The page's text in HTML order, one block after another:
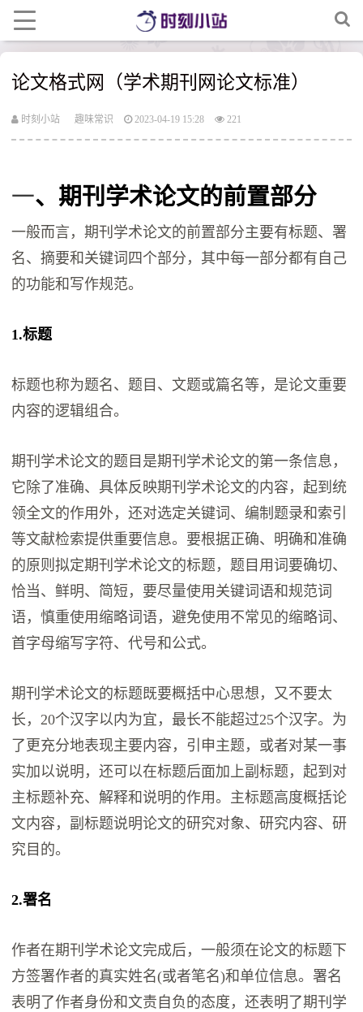
论文格式网（学术期刊网论文标准）
时刻小站 趣味常识 2023-04-19 15:28 221
一、期刊学术论文的前置部分
一般而言，期刊学术论文的前置部分主要有标题、署
名、摘要和关键词四个部分，其中每一部分都有自己
的功能和写作规范。
1.标题
标题也称为题名、题目、文题或篇名等，是论文重要
内容的逻辑组合。
期刊学术论文的题目是期刊学术论文的第一条信息，
它除了准确、具体反映期刊学术论文的内容，起到统
领全文的作用外，还对选定关键词、编制题录和索引
等文献检索提供重要信息。要根据正确、明确和准确
的原则拟定期刊学术论文的标题，题目用词要确切、
恰当、鲜明、简短，要尽量使用关键词语和规范词
语，慎重使用缩略词语，避免使用不常见的缩略词、
首字母缩写字符、代号和公式。
期刊学术论文的标题既要概括中心思想，又不要太
长，20个汉字以内为宜，最长不能超过25个汉字。为
了更充分地表现主要内容，引申主题，或者对某一事
实加以说明，还可以在标题后面加上副标题，起到对
主标题补充、解释和说明的作用。主标题高度概括论
文内容，副标题说明论文的研究对象、研究内容、研
究目的。
2.署名
作者在期刊学术论文完成后，一般须在论文的标题下
方签署作者的真实姓名(或者笔名)和单位信息。署名
表明了作者身份和文责自负的态度，还表明了期刊学